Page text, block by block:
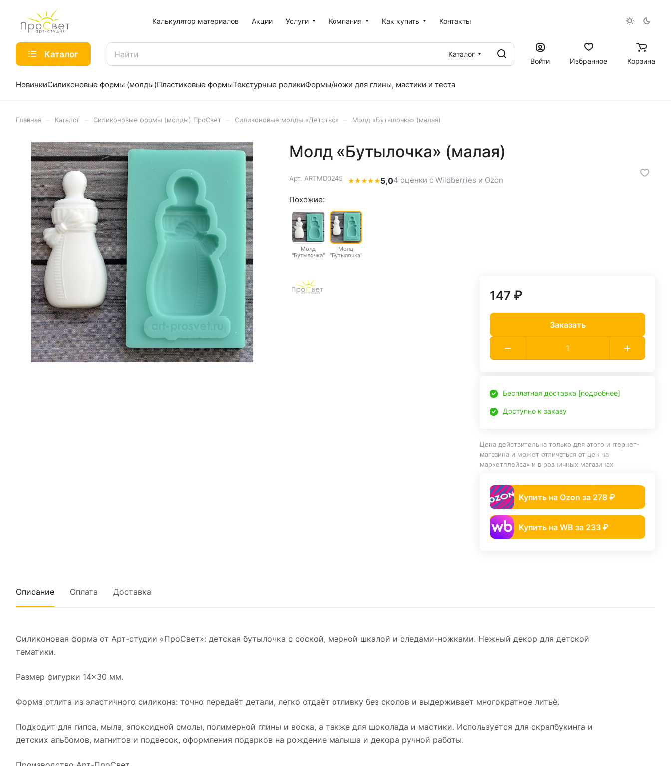
Калькулятор материалов Акции Услуги Компания Как купить Контакты
Каталог
Каталог
Войти
Избранное Корзина
НовинкиСиликоновые формы (молды)Пластиковые формыТекстурные роликиФормы/ножи для глины, мастики и теста
Главная Каталог Силиконовые формы (молды) ПроСвет Силиконовые молды «Детство» Молд «Бутылочка» (малая)
Молд «Бутылочка» (малая)
Арт. ARTMD0245 ★★★★★5,04 оценки с Wildberries и Ozon
Похожие:
Молд
"Бутылочка"
Молд
"Бутылочка"
147 ₽
Заказать
Бесплатная доставка [подробнее]
Доступно к заказу
Цена действительна только для этого интернет-
магазина и может отличаться от цен на
маркетплейсах и в розничных магазинах
Купить на Ozon за 278 ₽
Купить на WB за 233 ₽
Описание Оплата Доставка
Силиконовая форма от Арт-студии «ПроСвет»: детская бутылочка с соской, мерной шкалой и следами-ножками. Нежный декор для детской
тематики.
Размер фигурки 14×30 мм.
Форма отлита из эластичного силикона: точно передаёт детали, легко отдаёт отливку без сколов и выдерживает многократное литьё.
Подходит для гипса, мыла, эпоксидной смолы, полимерной глины и воска, а также для шоколада и мастики. Используется для скрапбукинга и
детских альбомов, магнитов и подвесок, оформления подарков на рождение малыша и декора ручной работы.